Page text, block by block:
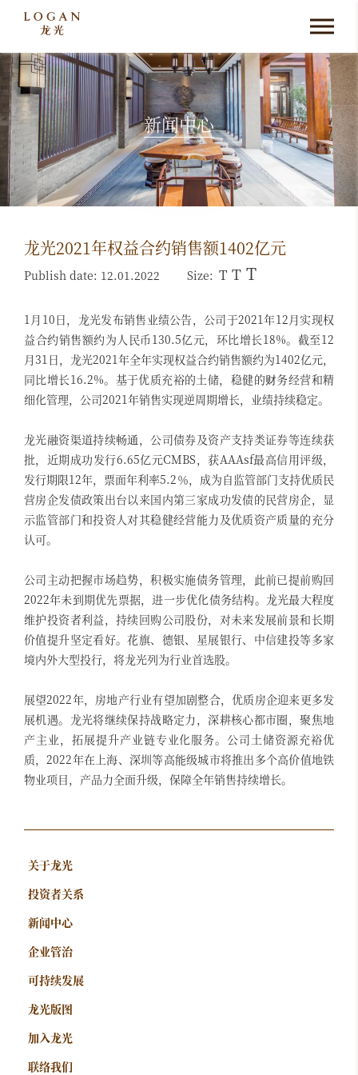
新闻中心
龙光2021年权益合约销售额1402亿元
Publish date: 12.01.2022 Size: T T T
1月10日，龙光发布销售业绩公告，公司于2021年12月实现权
益合约销售额约为人民币130.5亿元，环比增长18%。截至12
月31日，龙光2021年全年实现权益合约销售额约为1402亿元，
同比增长16.2%。基于优质充裕的土储，稳健的财务经营和精
细化管理，公司2021年销售实现逆周期增长，业绩持续稳定。
龙光融资渠道持续畅通，公司债券及资产支持类证券等连续获
批，近期成功发行6.65亿元CMBS，获AAAsf最高信用评级，
发行期限12年，票面年利率5.2％，成为自监管部门支持优质民
营房企发债政策出台以来国内第三家成功发债的民营房企，显
示监管部门和投资人对其稳健经营能力及优质资产质量的充分
认可。
公司主动把握市场趋势，积极实施债务管理，此前已提前购回
2022年未到期优先票据，进一步优化债务结构。龙光最大程度
维护投资者利益，持续回购公司股份，对未来发展前景和长期
价值提升坚定看好。花旗、德银、星展银行、中信建投等多家
境内外大型投行，将龙光列为行业首选股。
展望2022年，房地产行业有望加剧整合，优质房企迎来更多发
展机遇。龙光将继续保持战略定力，深耕核心都市圈，聚焦地
产主业，拓展提升产业链专业化服务。公司土储资源充裕优
质，2022年在上海、深圳等高能级城市将推出多个高价值地铁
物业项目，产品力全面升级，保障全年销售持续增长。
关于龙光
投资者关系
新闻中心
企业管治
可持续发展
龙光版图
加入龙光
联络我们